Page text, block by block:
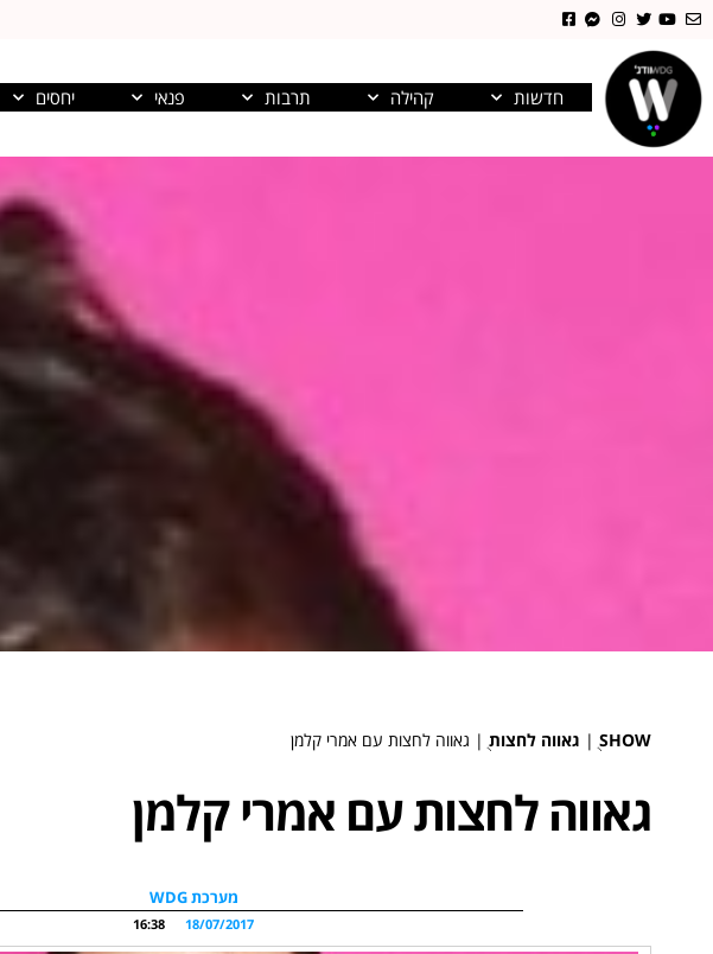
חדשות קהילה תרבות פנאי יחסים
SHOW ֻ| גאווה לחצות ֻ| גאווה לחצות עם אמרי קלמן
גאווה לחצות עם אמרי קלמן
מערכת WDG
18/07/2017
16:38